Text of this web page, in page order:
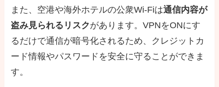
また、空港や海外ホテルの公衆Wi-Fiは通信内容が
盗み見られるリスクがあります。VPNをONにす
るだけで通信が暗号化されるため、クレジットカ
ード情報やパスワードを安全に守ることができま
す。